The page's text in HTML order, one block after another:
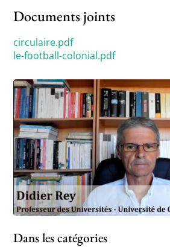
Documents joints
circulaire.pdf
le-football-colonial.pdf
Dans les catégories